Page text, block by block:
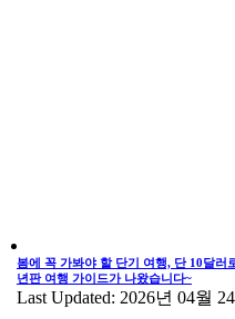
봄에 꼭 가봐야 할 단기 여행, 단 10달러
년판 여행 가이드가 나왔습니다~
Last Updated: 2026년 04월